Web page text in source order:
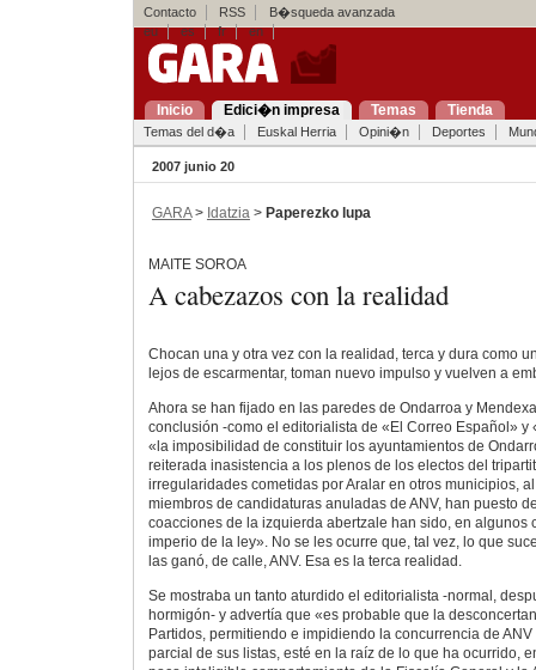
Contacto RSS
B�squeda avanzada
eu
es fr en
Inicio Edici�n impresa Temas Tienda
Temas del d�a Euskal Herria Opini�n Deportes
2007 junio 20
GARA> Idatzia > Paperezko lupa
MAITE SOROA
A cabezazos con la realidad
Chocan una y otra vez con la realidad, terca y dura como
lejos de escarmentar, toman nuevo impulso y vuelven a
Ahora se han fijado en las paredes de Ondarroa y
conclusión -como el editorialista de «El Correo Español» y
«la imposibilidad de constituir los ayuntamientos de
reiterada inasistencia a los plenos de los electos del
irregularidades cometidas por Aralar en otros municipios,
miembros de candidaturas anuladas de ANV, han puesto
coacciones de la izquierda abertzale han sido, en algunos
imperio de la ley». No se les ocurre que, tal vez, lo que
las ganó, de calle, ANV. Esa es la terca realidad.
Se mostraba un tanto aturdido el editorialista -normal,
hormigón- y advertía que «es probable que la
Partidos, permitiendo e impidiendo la concurrencia de
parcial de sus listas, esté en la raíz de lo que ha ocurrido,